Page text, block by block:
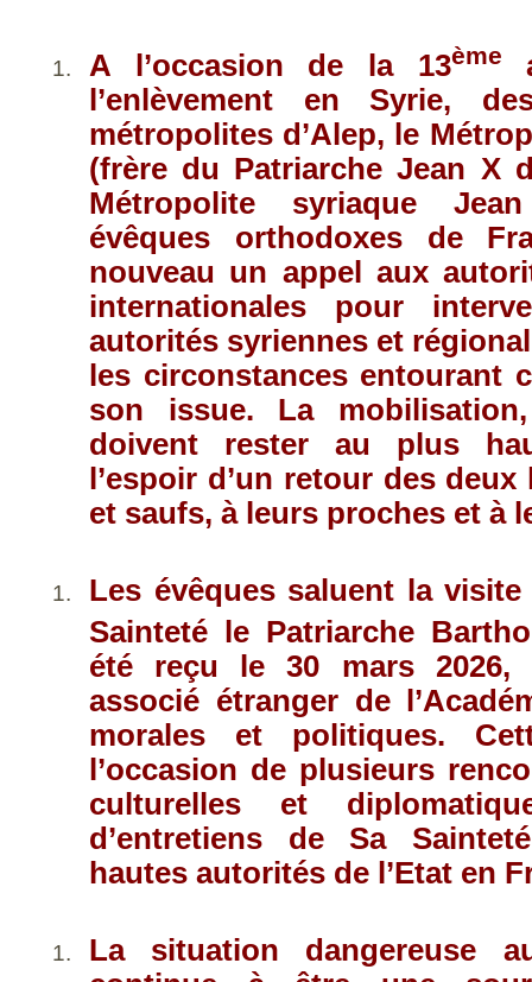
A l’occasion de la 13ème
l’enlèvement en Syrie,
métropolites d’Alep, le
(frère du Patriarche Jean X
Métropolite syriaque
évêques orthodoxes de
nouveau un appel aux
internationales pour
autorités syriennes et
les circonstances entourant
son issue. La
doivent rester au plus
l’espoir d’un retour des
et saufs, à leurs proches et à
Les évêques saluent la
Sainteté le Patriarche
été reçu le 30 mars 2026,
associé étranger de
morales et politiques.
l’occasion de plusieurs
culturelles et
d’entretiens de Sa
hautes autorités de l’Etat en
La situation dangereuse